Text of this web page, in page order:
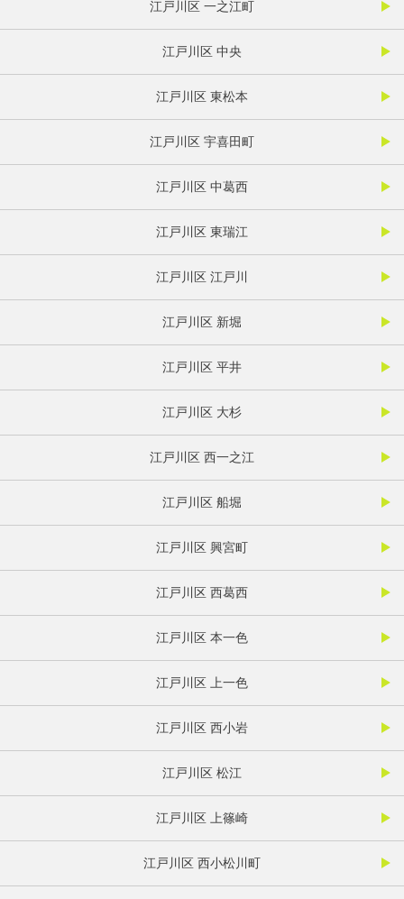
江戸川区 一之江町
江戸川区 中央
江戸川区 東松本
江戸川区 宇喜田町
江戸川区 中葛西
江戸川区 東瑞江
江戸川区 江戸川
江戸川区 新堀
江戸川区 平井
江戸川区 大杉
江戸川区 西一之江
江戸川区 船堀
江戸川区 興宮町
江戸川区 西葛西
江戸川区 本一色
江戸川区 上一色
江戸川区 西小岩
江戸川区 松江
江戸川区 上篠崎
江戸川区 西小松川町